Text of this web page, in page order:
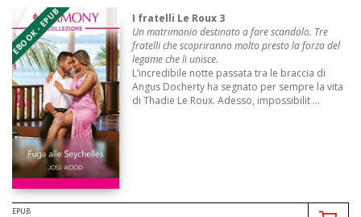
EBOOK - EPUB
I fratelli Le Roux 3
Un matrimonio destinato a fare scandalo. Tre
fratelli che scopriranno molto presto la forza del
legame che li unisce.
L’incredibile notte passata tra le braccia di
Angus Docherty ha segnato per sempre la vita
di Thadie Le Roux. Adesso, impossibilit ...
EPUB